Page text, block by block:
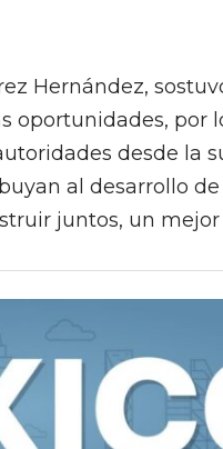
Hernández,
oportunidades, por
desde la
al desarrollo
juntos, un mejor